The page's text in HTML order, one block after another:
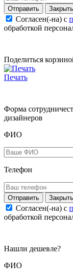
Закрыть
Согласен(-на) c
обработкой
Поделиться
Печать
Форма
дизайнеров
ФИО
Телефон
Закрыть
Согласен(-на) c
обработкой
Нашли дешевле?
ФИО